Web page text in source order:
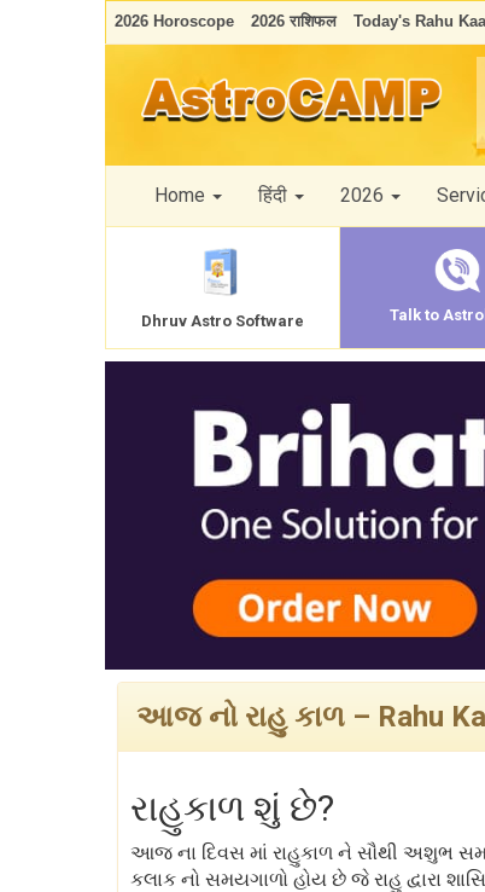
2026 Horoscope 2026 राशिफल Today's Rahu
Home हिंदी 2026
Dhruv Astro Software Talk to
આજ નો રાહુ કાળ – Rahu
રાહુકાળ શું છે?
આજ ના દિવસ માં રાહુકાળ ને સૌથી અશુભ
કલાક નો સમયગાળો હોય છે જે રાહુ દ્વારા